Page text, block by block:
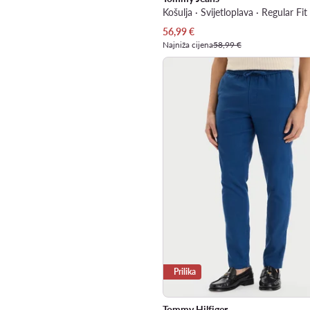
Košulja · Svijetloplava · Regular Fit
Trenutna cijena
56,99€
Najniža cijena58,99 €
Prilika